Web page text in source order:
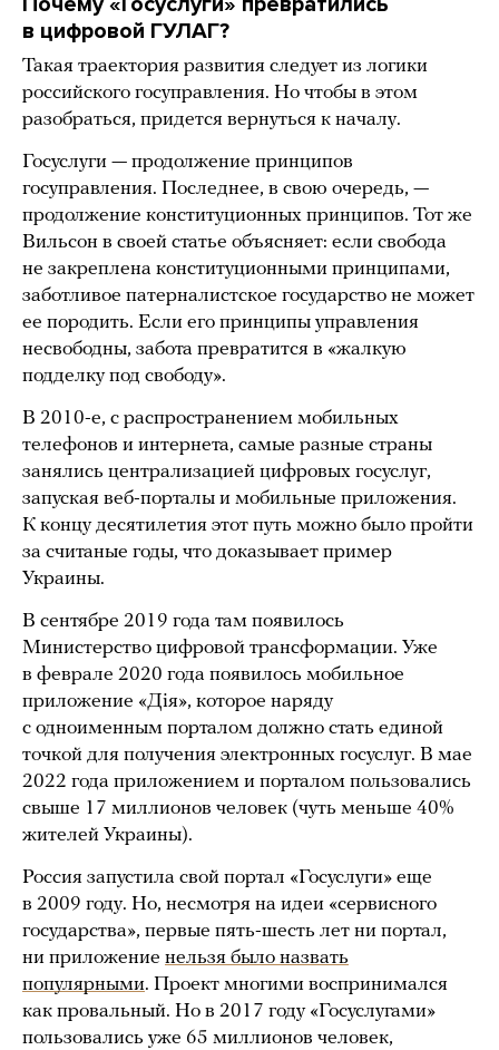
в цифровой ГУЛАГ?
Такая траектория развития следует из логики
российского госуправления. Но чтобы в этом
разобраться, придется вернуться к началу.
Госуслуги — продолжение принципов
госуправления. Последнее, в свою очередь, —
продолжение конституционных принципов. Тот же
Вильсон в своей статье объясняет: если свобода
не закреплена конституционными принципами,
заботливое патерналистское государство не может
ее породить. Если его принципы управления
несвободны, забота превратится в «жалкую
подделку под свободу».
В 2010-е, с распространением мобильных
телефонов и интернета, самые разные страны
занялись централизацией цифровых госуслуг,
запуская веб-порталы и мобильные приложения.
К концу десятилетия этот путь можно было пройти
за считаные годы, что доказывает пример
Украины.
В сентябре 2019 года там появилось
Министерство цифровой трансформации. Уже
в феврале 2020 года появилось мобильное
приложение «Дiя», которое наряду
с одноименным порталом должно стать единой
точкой для получения электронных госуслуг. В мае
2022 года приложением и порталом пользовались
свыше 17 миллионов человек (чуть меньше 40%
жителей Украины).
Россия запустила свой портал «Госуслуги» еще
в 2009 году. Но, несмотря на идеи «сервисного
государства», первые пять-шесть лет ни портал,
ни приложение нельзя было назвать
популярными. Проект многими воспринимался
как провальный. Но в 2017 году «Госуслугами»
пользовались уже 65 миллионов человек,